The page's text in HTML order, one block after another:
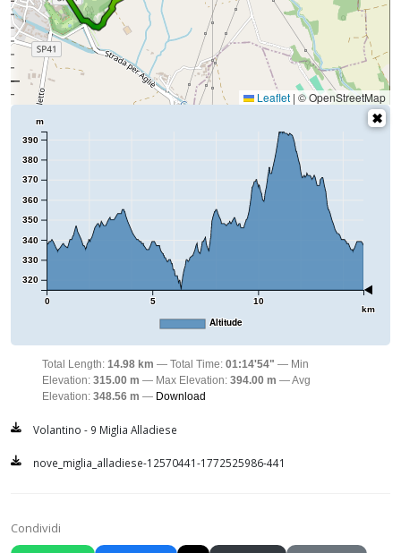
Leaflet | © OpenStreetMap
0 5 10
km
320
330
340
350
360
370
380
390
m
Altitude
Total Length: 14.98 km Total Time: 01:14'54"
Min
Elevation: 315.00 m Max Elevation: 394.00 m
Avg
Elevation: 348.56 m Download
Volantino - 9 Miglia Alladiese
nove_miglia_alladiese-12570441-1772525986-441
Condividi